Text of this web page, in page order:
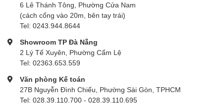
6 Lê Thánh Tông, Phường Cửa Nam
(cách cổng vào 20m, bên tay trái)
Tel: 0243.944.8644
Showroom TP Đà Nẵng
2 Lý Tế Xuyên, Phường Cẩm Lệ
Tel: 02363.653.559
Văn phòng Kế toán
27B Nguyễn Đình Chiểu, Phường Sài Gòn, TPHCM
Tel: 028.39.110.700 - 028.39.110.695